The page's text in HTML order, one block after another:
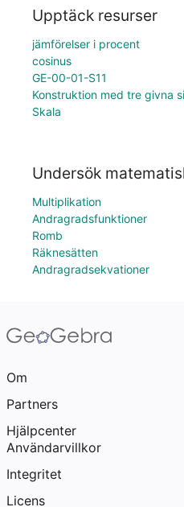
Upptäck resurser
jämförelser i procent
cosinus
GE-00-01-S11
Konstruktion med tre givna
Skala
Undersök
Multiplikation
Andragradsfunktioner
Romb
Räknesätten
Andragradsekvationer
Om
Partners
Hjälpcenter
Användarvillkor
Integritet
Licens